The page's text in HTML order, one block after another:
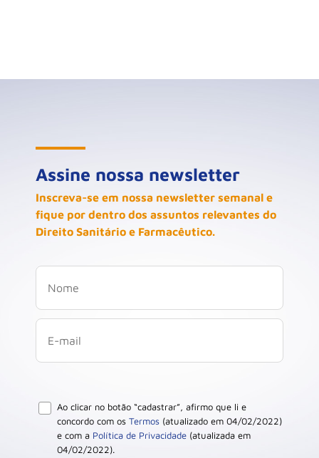
Assine nossa newsletter
Inscreva-se em nossa newsletter semanal e
fique por dentro dos assuntos relevantes do
Direito Sanitário e Farmacêutico.
Ao clicar no botão “cadastrar”, afirmo que li e
concordo com os Termos (atualizado em 04/02/2022)
e com a Política de Privacidade (atualizada em
04/02/2022).